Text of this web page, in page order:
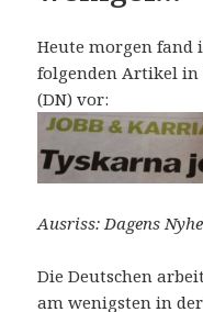
Heute morgen fand
folgenden Artikel in
(DN) vor:
Ausriss: Dagens
Die Deutschen
am wenigsten in der